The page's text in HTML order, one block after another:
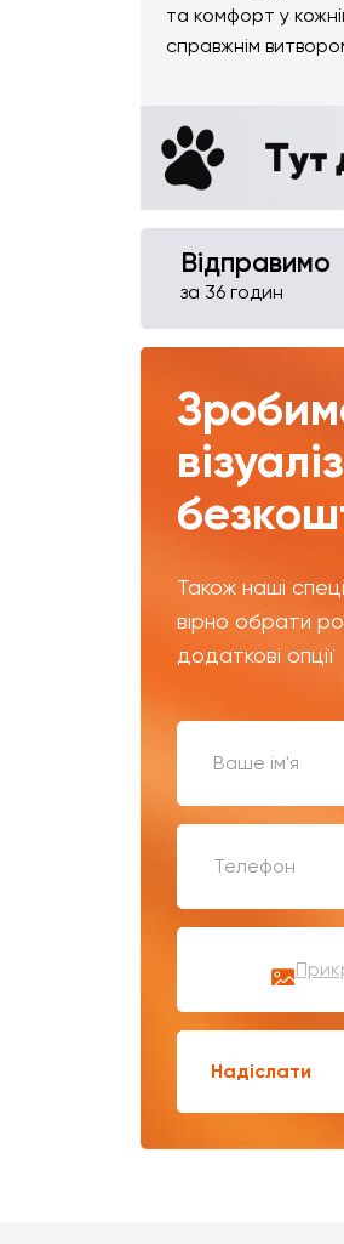
та комфорт у
справжнім
Відправимо
за 36 годин
Також наші
вірно обрати
додаткові опції
Надіслати